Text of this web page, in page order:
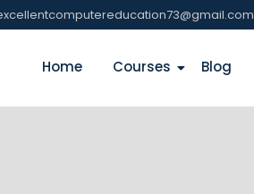
Home Courses Blog